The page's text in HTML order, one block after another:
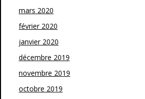
mars 2020
février 2020
janvier 2020
décembre 2019
novembre 2019
octobre 2019